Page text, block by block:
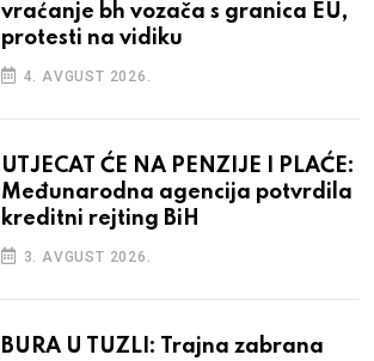
vraćanje bh vozača s granica EU,
protesti na vidiku
4. AVGUST 2026.
UTJECAT ĆE NA PENZIJE I PLAĆE:
Međunarodna agencija potvrdila
kreditni rejting BiH
3. AVGUST 2026.
BURA U TUZLI: Trajna zabrana